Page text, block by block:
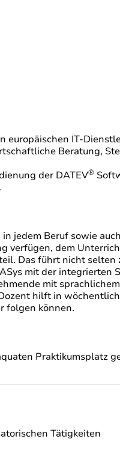
IT-
Beratung,
der DATEV®
jedem Beruf sowie
verfügen, dem
Das führt nicht selten
mit der integrierten
mit
hilft in
folgen können.
Praktikumsplatz
Tätigkeiten